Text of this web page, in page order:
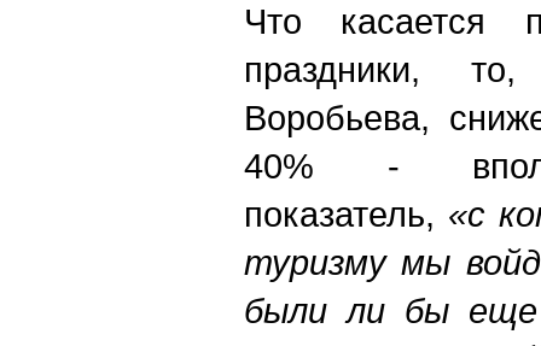
Что касается
праздники,
Воробьева,
40% -
показатель, «с
туризму мы
были ли бы